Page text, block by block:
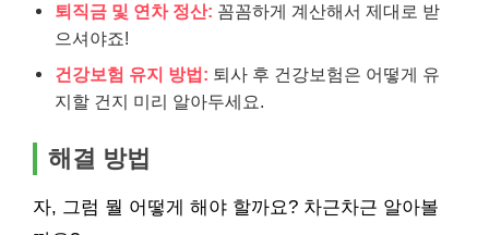
퇴직금 및 연차 정산: 꼼꼼하게 계산해서 제대로 받
으셔야죠!
건강보험 유지 방법: 퇴사 후 건강보험은 어떻게 유
지할 건지 미리 알아두세요.
해결 방법
자, 그럼 뭘 어떻게 해야 할까요? 차근차근 알아볼